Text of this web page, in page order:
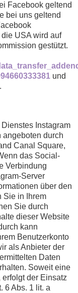
Facebook geltend
bei uns geltend
USA wird auf
gestützt.
und
.
Instagram
durch
Canal Square,
das Social-
Verbindung
Server
über den
Sie in Ihrem
Sie durch
dieser Website
kann
Benutzerkonto
als Anbieter der
Daten
Soweit eine
der Einsatz
6 Abs. 1 lit. a